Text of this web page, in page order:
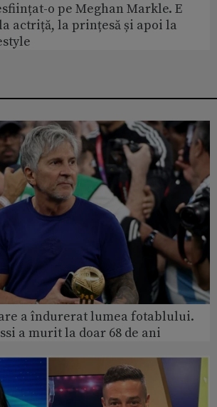
o pe Meghan Markle. E
actriță, la prințesă și apoi la
a îndurerat lumea fotablului.
a murit la doar 68 de ani